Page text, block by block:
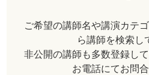
ご希望の講師名や講演カテ
ら講師を検索し
非公開の講師も多数登録し
お電話にてお問合